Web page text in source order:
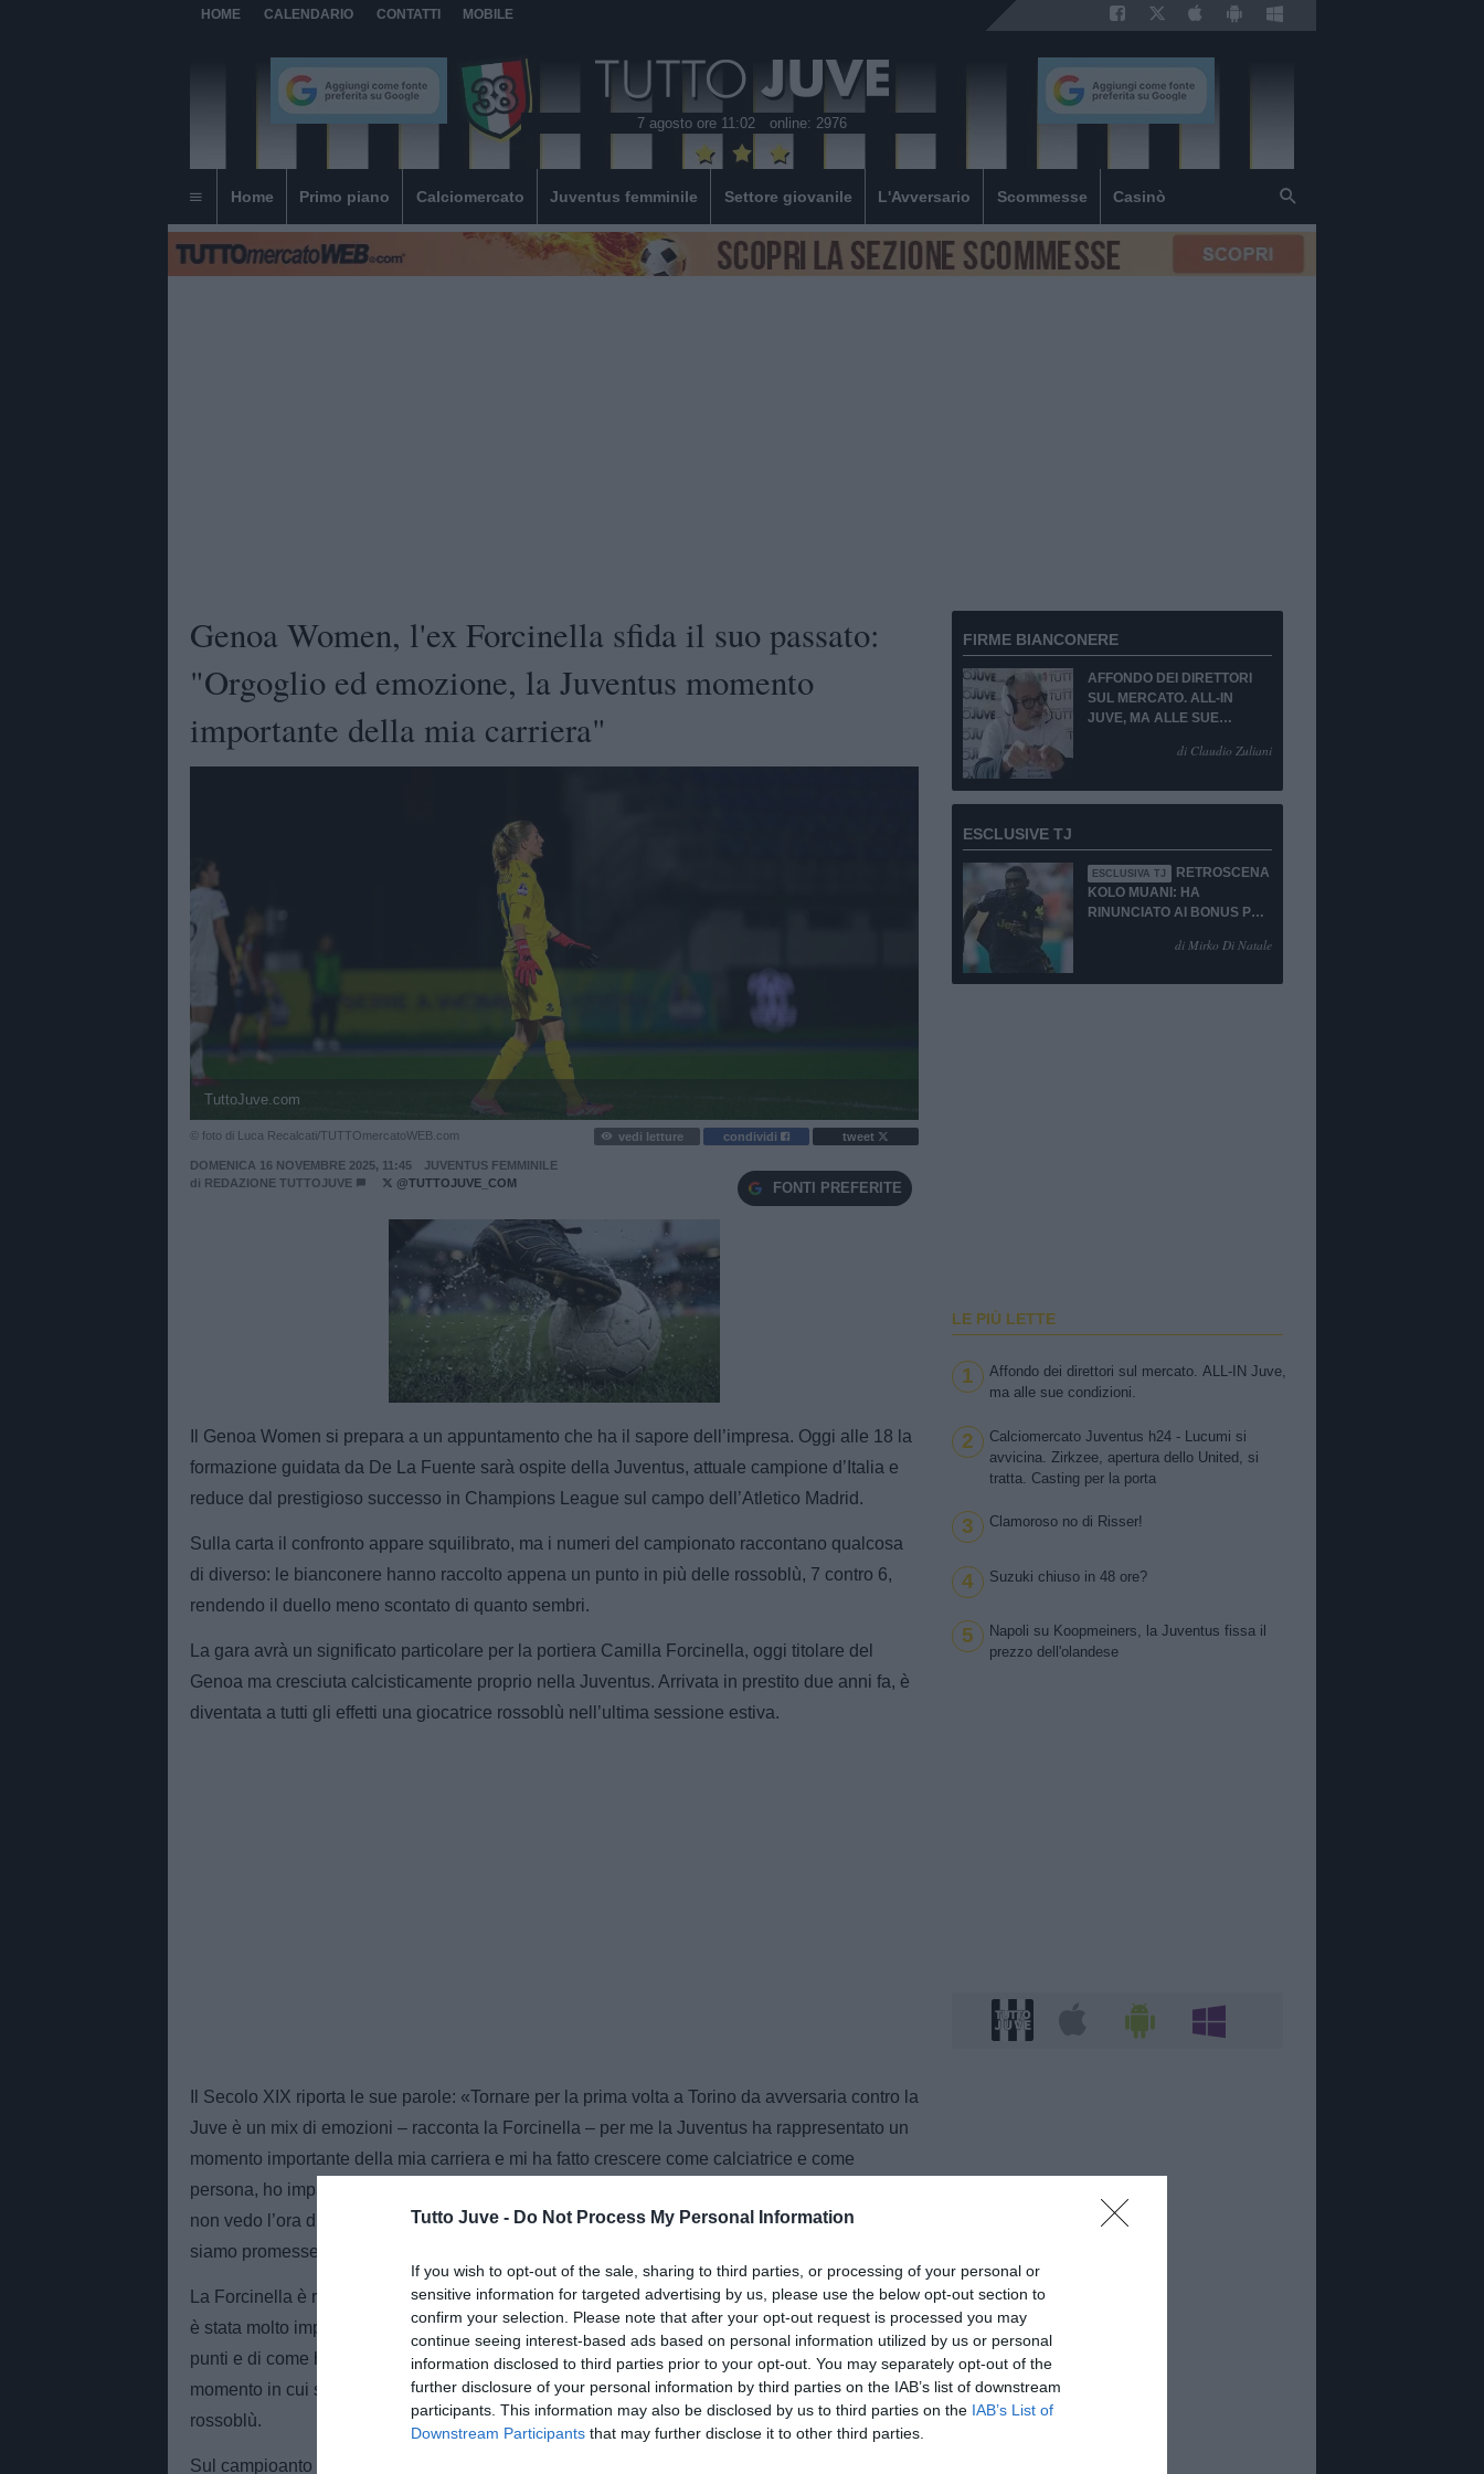
Tutto Juve - Do Not Process My Personal Information
If you wish to opt-out of the sale, sharing to third parties, or processing of your personal or
sensitive information for targeted advertising by us, please use the below opt-out section to
confirm your selection. Please note that after your opt-out request is processed you may
continue seeing interest-based ads based on personal information utilized by us or personal
information disclosed to third parties prior to your opt-out. You may separately opt-out of the
further disclosure of your personal information by third parties on the IAB’s list of downstream
participants. This information may also be disclosed by us to third parties on the IAB’s List of
Downstream Participants that may further disclose it to other third parties.
HOME CALENDARIO CONTATTI MOBILE
7 agosto ore 11:02 online: 2976
Home Primo piano Calciomercato Juventus femminile Settore giovanile L'Avversario Scommesse Casinò
Genoa Women, l'ex Forcinella sfida il suo passato:
"Orgoglio ed emozione, la Juventus momento
importante della mia carriera"
TuttoJuve.com
© foto di Luca Recalcati/TUTTOmercatoWEB.com vedi letture condividi tweet
DOMENICA 16 NOVEMBRE 2025, 11:45
JUVENTUS FEMMINILE
di REDAZIONE TUTTOJUVE @TUTTOJUVE_COM FONTI PREFERITE
Unmute
Loaded
100.00%
Il Genoa Women si prepara a un appuntamento che ha il sapore dell’impresa. Oggi alle 18 la
formazione guidata da De La Fuente sarà ospite della Juventus, attuale campione d’Italia e
reduce dal prestigioso successo in Champions League sul campo dell’Atletico Madrid.
Sulla carta il confronto appare squilibrato, ma i numeri del campionato raccontano qualcosa
di diverso: le bianconere hanno raccolto appena un punto in più delle rossoblù, 7 contro 6,
rendendo il duello meno scontato di quanto sembri.
La gara avrà un significato particolare per la portiera Camilla Forcinella, oggi titolare del
Genoa ma cresciuta calcisticamente proprio nella Juventus. Arrivata in prestito due anni fa, è
diventata a tutti gli effetti una giocatrice rossoblù nell’ultima sessione estiva.
Il Secolo XIX riporta le sue parole: «Tornare per la prima volta a Torino da avversaria contro la
Juve è un mix di emozioni – racconta la Forcinella – per me la Juventus ha rappresentato un
momento importante della mia carriera e mi ha fatto crescere come calciatrice e come
persona, ho imparato tanto da lì. In questi giorni ho sentito il loro portiere Peyraud-Magnin e
non vedo l’ora di riabbracciarla. Le ho fatto le congratulazioni per la vittoria in Champions e ci
siamo promesse di scambiarci la maglia a fine partita».
La Forcinella è reduce dalla grande prestazione fornita contro il Parma: "La vittoria col Parma
è stata molto importante, aspettavamo questa gara da un po’, sono proprio contenta dei tre
punti e di come ha giocato la squadra. La parata più difficile è stata la terza perché era un
momento in cui stavamo soffrendo ed eravamo ancora sullo 0-0", spiega la numero 1
rossoblù.
Sul campioanto italiano, ha aggiunto: "Negli ultimi anni il livello della Serie A si è alzato
FIRME BIANCONERE
AFFONDO DEI DIRETTORI
SUL MERCATO. ALL-IN
JUVE, MA ALLE SUE
di Claudio Zuliani
ESCLUSIVE TJ
ESCLUSIVA TJ
RETROSCENA
KOLO MUANI: HA
RINUNCIATO AI BONUS PUR
di Mirko Di Natale
LE PIÙ LETTE
1
Affondo dei direttori sul mercato. ALL-IN Juve,
ma alle sue condizioni.
2
Calciomercato Juventus h24 - Lucumi si
avvicina. Zirkzee, apertura dello United, si
tratta. Casting per la porta
3 Clamoroso no di Risser!
4 Suzuki chiuso in 48 ore?
5
Napoli su Koopmeiners, la Juventus fissa il
prezzo dell'olandese